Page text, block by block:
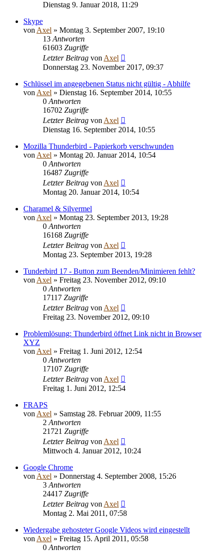
Dienstag 9. Januar 2018, 11:29
Skype
von Axel » Montag 3. September 2007, 19:10
13 Antworten
61603 Zugriffe
Letzter Beitrag von Axel
Donnerstag 23. November 2017, 09:37
Schlüssel im angegebenen Status nicht gültig - Abhilfe
von Axel » Dienstag 16. September 2014, 10:55
0 Antworten
16702 Zugriffe
Letzter Beitrag von Axel
Dienstag 16. September 2014, 10:55
Mozilla Thunderbird - Papierkorb verschwunden
von Axel » Montag 20. Januar 2014, 10:54
0 Antworten
16487 Zugriffe
Letzter Beitrag von Axel
Montag 20. Januar 2014, 10:54
Charamel & Silvermel
von Axel » Montag 23. September 2013, 19:28
0 Antworten
16168 Zugriffe
Letzter Beitrag von Axel
Montag 23. September 2013, 19:28
Tunderbird 17 - Button zum Beenden/Minimieren fehlt?
von Axel » Freitag 23. November 2012, 09:10
0 Antworten
17117 Zugriffe
Letzter Beitrag von Axel
Freitag 23. November 2012, 09:10
Problemlösung: Thunderbird öffnet Link nicht in Browser
XYZ
von Axel » Freitag 1. Juni 2012, 12:54
0 Antworten
17107 Zugriffe
Letzter Beitrag von Axel
Freitag 1. Juni 2012, 12:54
FRAPS
von Axel » Samstag 28. Februar 2009, 11:55
2 Antworten
21721 Zugriffe
Letzter Beitrag von Axel
Mittwoch 4. Januar 2012, 10:24
Google Chrome
von Axel » Donnerstag 4. September 2008, 15:26
3 Antworten
24417 Zugriffe
Letzter Beitrag von Axel
Montag 2. Mai 2011, 07:58
Wiedergabe gehosteter Google Videos wird eingestellt
von Axel » Freitag 15. April 2011, 05:58
0 Antworten